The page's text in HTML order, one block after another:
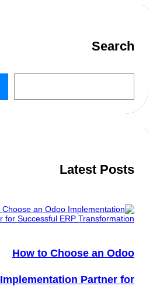
Search
c
Latest Posts
How to Choose an Odoo
Implementation Partner for